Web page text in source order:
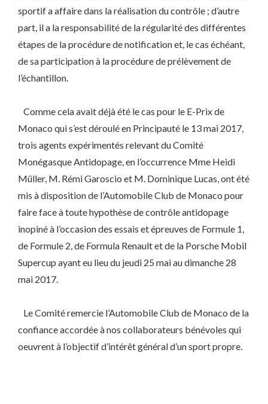
sportif a affaire dans la réalisation du contrôle ; d’autre
part, il a la responsabilité de la régularité des différentes
étapes de la procédure de notification et, le cas échéant,
de sa participation à la procédure de prélèvement de
l’échantillon.
Comme cela avait déjà été le cas pour le E-Prix de
Monaco qui s’est déroulé en Principauté le 13 mai 2017,
trois agents expérimentés relevant du Comité
Monégasque Antidopage, en l’occurrence Mme Heidi
Müller, M. Rémi Garoscio et M. Dominique Lucas, ont été
mis à disposition de l’Automobile Club de Monaco pour
faire face à toute hypothèse de contrôle antidopage
inopiné à l’occasion des essais et épreuves de Formule 1,
de Formule 2, de Formula Renault et de la Porsche Mobil
Supercup ayant eu lieu du jeudi 25 mai au dimanche 28
mai 2017.
Le Comité remercie l’Automobile Club de Monaco de la
confiance accordée à nos collaborateurs bénévoles qui
oeuvrent à l’objectif d’intérêt général d’un sport propre.